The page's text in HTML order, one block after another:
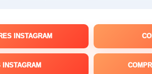
INSTAGRAM